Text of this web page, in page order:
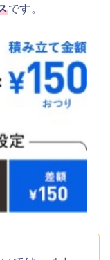
です。